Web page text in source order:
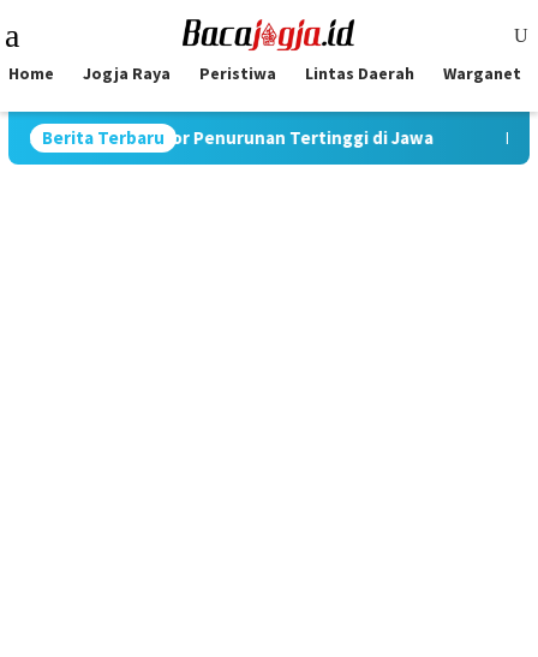
to
Menu
Home Jogja Raya Peristiwa Lintas Daerah Warganet
Berita Terbaru
Catat Rekor Penurunan Tertinggi di Jawa Pimpin